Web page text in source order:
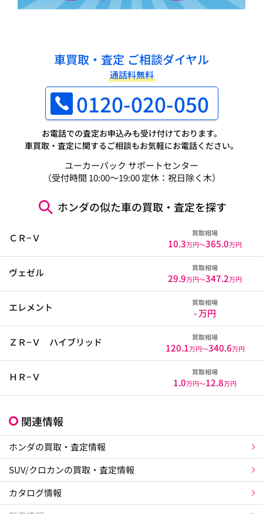
車買取・査定 ご相談ダイヤル
通話料無料
0120-020-050
お電話での査定お申込みも受け付けております。
車買取・査定に関するご相談もお気軽にお電話ください。
ユーカーパック サポートセンター
（受付時間 10:00～19:00 定休：祝日除く木）
ホンダの似た車の買取・査定を探す
ＣＲ−Ｖ 買取相場
10.3万円〜365.0万円
ヴェゼル 買取相場
29.9万円〜347.2万円
エレメント 買取相場
- 万円
ＺＲ−Ｖ ハイブリッド 買取相場
120.1万円〜340.6万円
ＨＲ−Ｖ 買取相場
1.0万円〜12.8万円
関連情報
ホンダの買取・査定情報
SUV/クロカンの買取・査定情報
カタログ情報